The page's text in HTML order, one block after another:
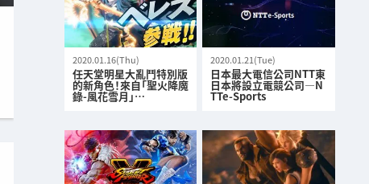
2020.01.16(Thu)
任天堂明星大亂鬥特別版
的新角色！來自「聖火降魔
錄-風花雪月」…
2020.01.21(Tue)
日本最大電信公司NTT東
日本將設立電競公司—N
TTe-Sports